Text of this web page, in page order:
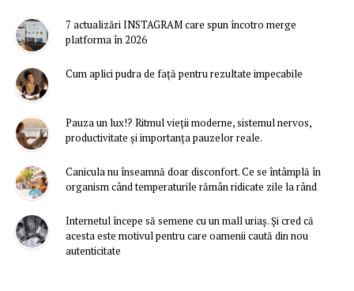
7 actualizări INSTAGRAM care spun încotro merge
platforma în 2026
Cum aplici pudra de față pentru rezultate impecabile
Pauza un lux!? Ritmul vieții moderne, sistemul nervos,
productivitate și importanța pauzelor reale.
Canicula nu înseamnă doar disconfort. Ce se întâmplă în
organism când temperaturile rămân ridicate zile la rând
Internetul începe să semene cu un mall uriaș. Și cred că
acesta este motivul pentru care oamenii caută din nou
autenticitate